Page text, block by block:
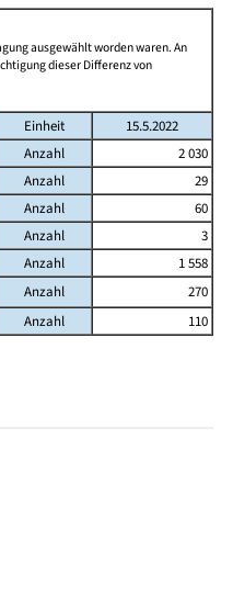
ausgewählt worden waren. An
dieser Differenz von
Einheit
15.5.2022
Anzahl
2 030
Anzahl
29
Anzahl
60
Anzahl
3
Anzahl
1 558
Anzahl
270
Anzahl 110